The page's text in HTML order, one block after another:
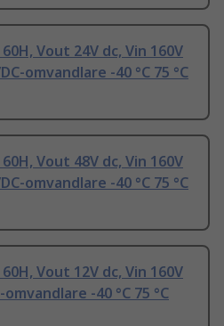
60H, Vout 24V dc, Vin 160V
omvandlare -40 °C 75 °C
60H, Vout 48V dc, Vin 160V
omvandlare -40 °C 75 °C
60H, Vout 12V dc, Vin 160V
omvandlare -40 °C 75 °C